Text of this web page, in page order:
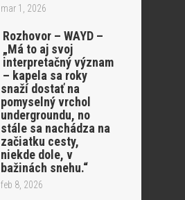
mar 1, 2026
Rozhovor – WAYD –
„Má to aj svoj
interpretačný význam
– kapela sa roky
snaží dostať na
pomyselný vrchol
undergroundu, no
stále sa nachádza na
začiatku cesty,
niekde dole, v
bažinách snehu.“
feb 8, 2026